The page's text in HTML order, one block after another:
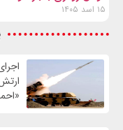
۱۵ اسد ۱۴۰۵